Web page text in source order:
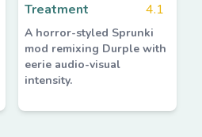
Treatment
4.1
A horror-styled Sprunki
mod remixing Durple with
eerie audio-visual
intensity.